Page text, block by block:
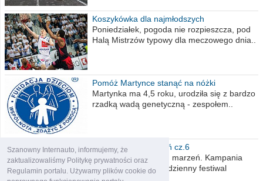
Szanowny Internauto, informujemy, że
zaktualizowaliśmy Politykę prywatności oraz
Regulamin portalu. Używamy plików cookie do
Koszykówka dla najmłodszych
Poniedziałek, pogoda nie rozpieszcza, pod
Halą Mistrzów typowy dla meczowego dnia..
Pomóż Martynce stanąć na nóżki
Martynka ma 4,5 roku, urodziła się z bardzo
rzadką wadą genetyczną - zespołem..
Polska moich marzeń cz.6
Nadszedł kres moich marzeń. Kampania
wyborcza czyli niecodzienny festiwal
obietnic,..